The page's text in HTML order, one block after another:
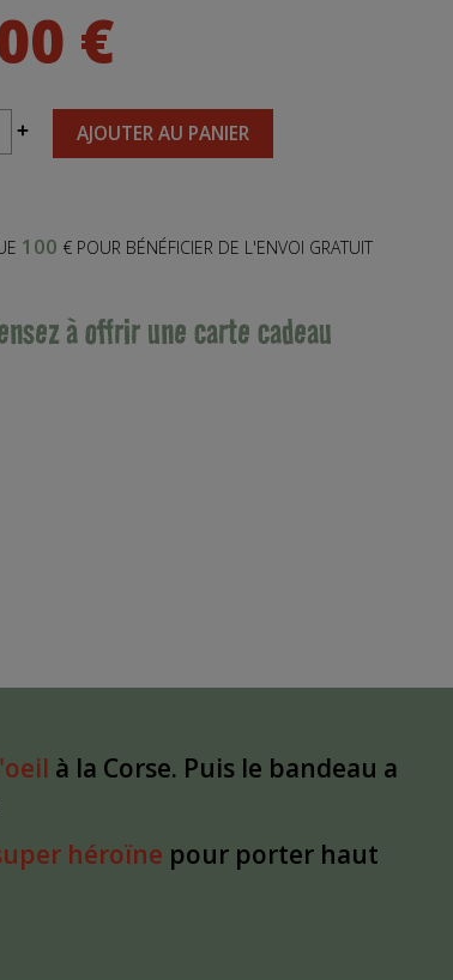
€
+ AJOUTER AU PANIER
100 € POUR BÉNÉFICIER DE L'ENVOI GRATUIT
à offrir une carte cadeau
à la Corse. Puis le bandeau a
héroïne pour porter haut